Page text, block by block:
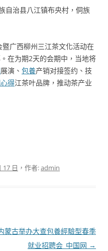
自治县八江镇布央村，侗族
广西柳州三江茶文化活动在
在为期2天的会期中，当地将
展演、 包養产销对接签约、技
得江茶叶品牌，推动茶产业
17 日 ，作者:admin
蒙古举办大查包養經驗型春季
就业招聘会_中国网 →